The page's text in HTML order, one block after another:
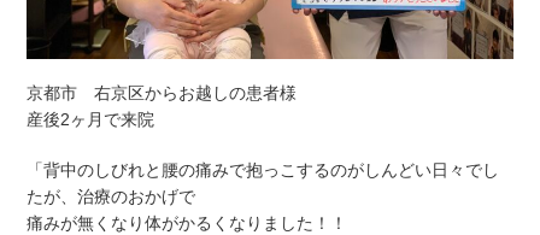
京都市 右京区からお越しの患者様
産後2ヶ月で来院
「背中のしびれと腰の痛みで抱っこするのがしんどい日々でし
たが、治療のおかげで
痛みが無くなり体がかるくなりました！！